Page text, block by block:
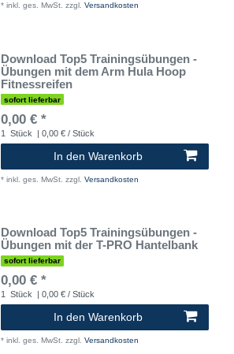
* inkl. ges. MwSt. zzgl. Versandkosten
Download Top5 Trainingsübungen -
Übungen mit dem Arm Hula Hoop
Fitnessreifen
sofort lieferbar
0,00 € *
1 Stück | 0,00 € / Stück
In den Warenkorb
* inkl. ges. MwSt. zzgl. Versandkosten
Download Top5 Trainingsübungen -
Übungen mit der T-PRO Hantelbank
sofort lieferbar
0,00 € *
1 Stück | 0,00 € / Stück
In den Warenkorb
* inkl. ges. MwSt. zzgl. Versandkosten